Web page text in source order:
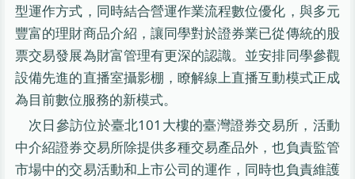
型運作方式，同時結合營運作業流程數位優化，與多元
豐富的理財商品介紹，讓同學對於證券業已從傳統的股
票交易發展為財富管理有更深的認識。並安排同學參觀
設備先進的直播室攝影棚，瞭解線上直播互動模式正成
為目前數位服務的新模式。
次日參訪位於臺北101大樓的臺灣證券交易所，活動
中介紹證券交易所除提供多種交易產品外，也負責監管
市場中的交易活動和上市公司的運作，同時也負責維護